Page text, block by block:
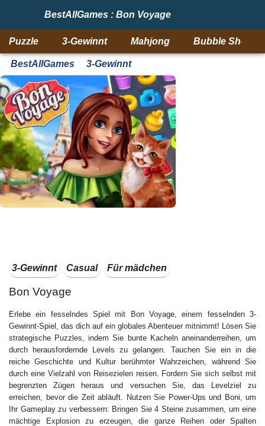
BestAllGames : Bon Voyage
Puzzle 3-Gewinnt Mahjong Bubble Shooter
BestAllGames 3-Gewinnt
3-Gewinnt Casual Für mädchen
Bon Voyage
Erlebe ein fesselndes Spiel mit Bon Voyage, einem fesselnden 3-
Gewinnt-Spiel, das dich auf ein globales Abenteuer mitnimmt! Lösen Sie
strategische Puzzles, indem Sie bunte Kacheln aneinanderreihen, um
durch herausfordernde Levels zu gelangen. Tauchen Sie ein in die
reiche Geschichte und Kultur berühmter Wahrzeichen, während Sie
durch eine Vielzahl von Reisezielen reisen. Fordern Sie sich selbst mit
begrenzten Zügen heraus und versuchen Sie, das Levelziel zu
erreichen, bevor die Zeit abläuft. Nutzen Sie Power-Ups und Boni, um
Ihr Gameplay zu verbessern: Bringen Sie 4 Steine zusammen, um eine
mächtige Explosion zu erzeugen, die ganze Reihen oder Spalten